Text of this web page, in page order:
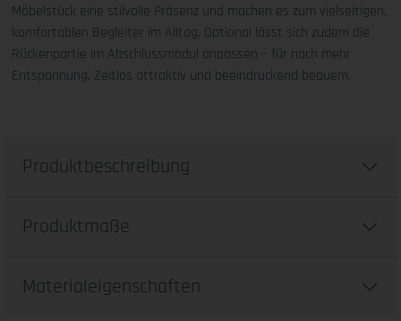
Möbelstück eine stilvolle Präsenz und machen es zum vielseitigen,
komfortablen Begleiter im Alltag. Optional lässt sich zudem die
Rückenpartie im Abschlussmodul anpassen – für noch mehr
Entspannung. Zeitlos attraktiv und beeindruckend bequem.
Produktbeschreibung
Produktmaße
Materialeigenschaften